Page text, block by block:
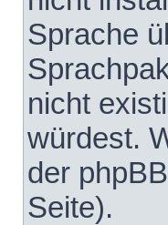
Sprache
nicht
würdest.
der
Seite).